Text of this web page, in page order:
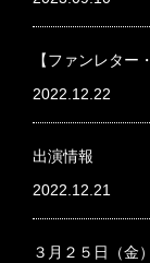
【ファンレター
2022.12.22
出演情報
2022.12.21
３月２５日（金